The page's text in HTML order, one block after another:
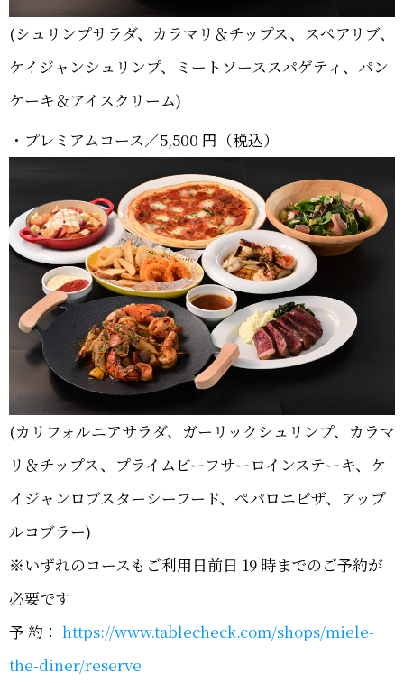
(シュリンプサラダ、カラマリ＆チップス、スペアリブ、
ケイジャンシュリンプ、ミートソーススパゲティ、パン
ケーキ＆アイスクリーム)
・プレミアムコース／5,500 円（税込）
(カリフォルニアサラダ、ガーリックシュリンプ、カラマ
リ＆チップス、プライムビーフサーロインステーキ、ケ
イジャンロブスターシーフード、ペパロニピザ、アップ
ルコブラー)
※いずれのコースもご利用日前日 19 時までのご予約が
必要です
予 約： https://www.tablecheck.com/shops/miele-
the-diner/reserve